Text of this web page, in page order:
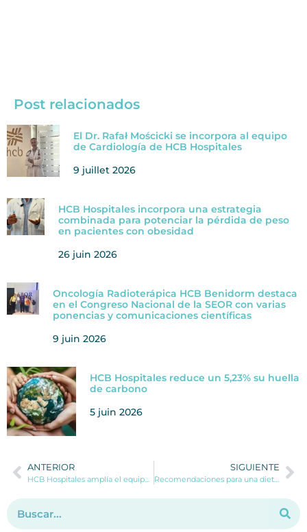
Post relacionados
El Dr. Rafał Mościcki se incorpora al equipo
de Cardiología de HCB Hospitales
9 juillet 2026
HCB Hospitales incorpora una estrategia
combinada para potenciar la pérdida de peso
en pacientes con obesidad
26 juin 2026
Oncología Radioterápica HCB Benidorm destaca
en el Congreso Nacional de la SEOR con varias
ponencias y comunicaciones científicas
9 juin 2026
HCB Hospitales reduce un 5,23% su huella
de carbono
5 juin 2026
ANTERIOR SIGUIENTE
Recomendaciones para una dieta correcta en pacientes con cáncer de mama